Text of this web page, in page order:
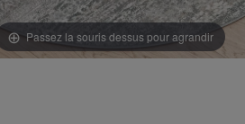
Passez la souris dessus pour agrandir